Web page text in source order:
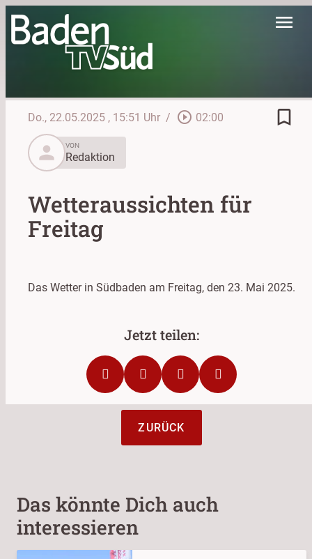
menu
Do., 22.05.2025 , 15:51 Uhr / play_circle_outline 02:00
bookmark_border
person
VON
Redaktion
Wetteraussichten für
Freitag
Das Wetter in Südbaden am Freitag, den 23. Mai 2025.
ZURÜCK
Das könnte Dich auch
interessieren